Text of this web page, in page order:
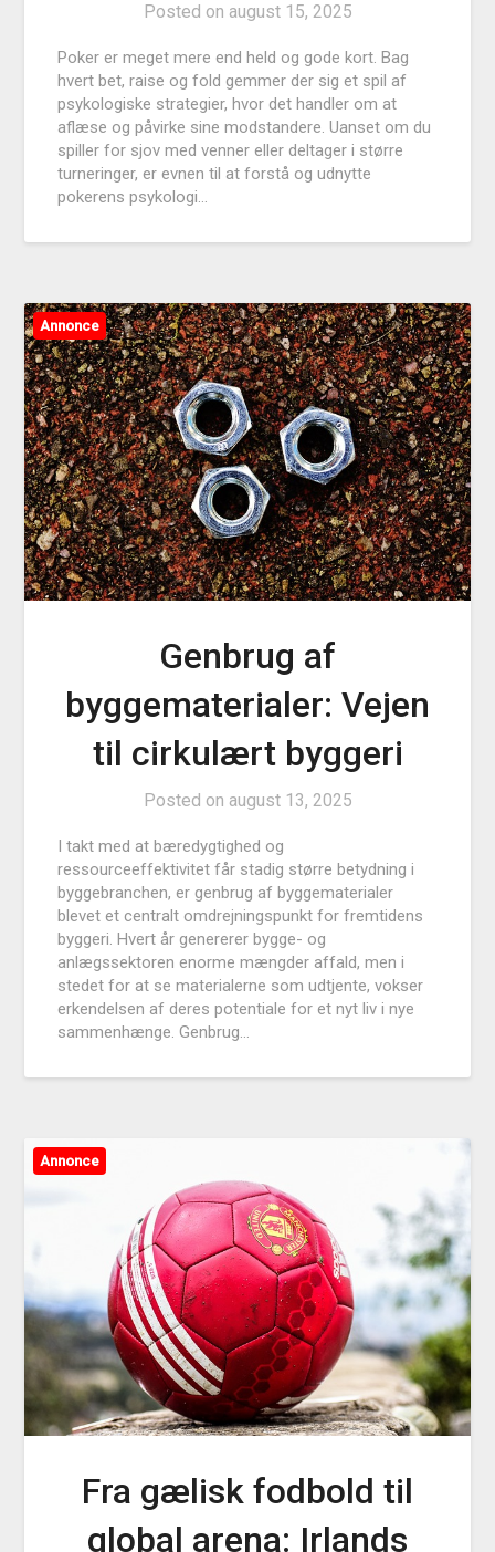
Posted on august 15, 2025
Poker er meget mere end held og gode kort. Bag
hvert bet, raise og fold gemmer der sig et spil af
psykologiske strategier, hvor det handler om at
aflæse og påvirke sine modstandere. Uanset om du
spiller for sjov med venner eller deltager i større
turneringer, er evnen til at forstå og udnytte
pokerens psykologi…
Annonce
Genbrug af
byggematerialer: Vejen
til cirkulært byggeri
Posted on august 13, 2025
I takt med at bæredygtighed og
ressourceeffektivitet får stadig større betydning i
byggebranchen, er genbrug af byggematerialer
blevet et centralt omdrejningspunkt for fremtidens
byggeri. Hvert år genererer bygge- og
anlægssektoren enorme mængder affald, men i
stedet for at se materialerne som udtjente, vokser
erkendelsen af deres potentiale for et nyt liv i nye
sammenhænge. Genbrug…
Annonce
Fra gælisk fodbold til
global arena: Irlands